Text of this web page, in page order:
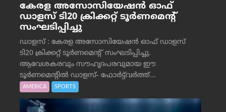
കേരള അസോസിയേഷൻ ഓഫ്
ഡാളസ് ടി20 ക്രിക്കറ്റ് ടൂർണമെന്റ്
സംഘടിപ്പിച്ചു
ഡാളസ് : കേരള അസോസിയേഷൻ ഓഫ് ഡാളസ്
ടി20 ക്രിക്കറ്റ് ടൂർണമെന്റ് സംഘടിപ്പിച്ചു.
ആവേശകരവും സൗഹൃദപരവുമായ ഈ
ടൂർണമെന്റിൽ ഡാളസ്- ഫോർട്ട്‌വര്‍ത്ത്...
AMERICA SPORTS